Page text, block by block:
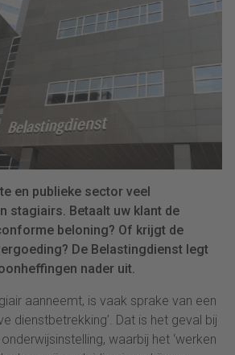
en publieke sector veel
stagiairs. Betaalt uw klant de
beloning? Of krijgt de
De Belastingdienst legt
nader uit.
aanneemt, is vaak sprake van een
dienstbetrekking’. Dat is het geval bij
waarbij het ‘werken